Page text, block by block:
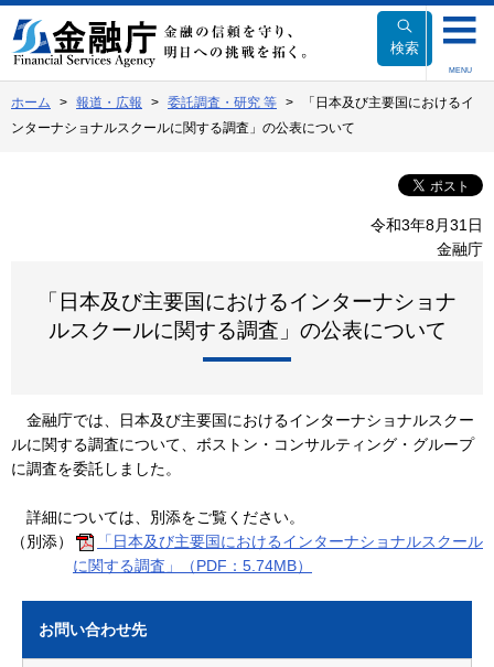
文
へ
動
検索
MENU
ホーム 報道・広報 委託調査・研究 等
「日本及び主要国におけるイ
ンターナショナルスクールに関する調査」の公表について
令和3年8月31日
金融庁
「日本及び主要国におけるインターナショナ
ルスクールに関する調査」の公表について
金融庁では、日本及び主要国におけるインターナショナルスクー
ルに関する調査について、ボストン・コンサルティング・グループ
に調査を委託しました。
詳細については、別添をご覧ください。
（別添）
「日本及び主要国におけるインターナショナルスクール
に関する調査」（PDF：5.74MB）
お問い合わせ先